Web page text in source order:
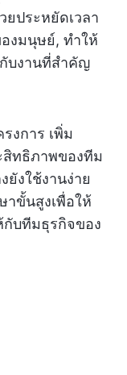
ประหยัดเวลา
งมนุษย์, ทำให้
บงานที่สำคัญ
งการ เพิ่ม
สิทธิภาพของทีม
งใช้งานง่าย
ขั้นสูงเพื่อให้
กับทีมธุรกิจของ